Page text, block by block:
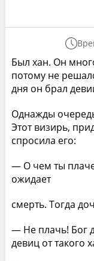
Был хан. Он
потому не
дня он брал
Однажды
Этот визирь,
спросила его:
— О чем ты
ожидает
смерть. Тогда
— Не плачь! Бог
девиц от такого